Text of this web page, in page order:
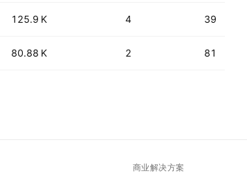
125.9 K 4 39
80.88 K 2 81
商业解决方案